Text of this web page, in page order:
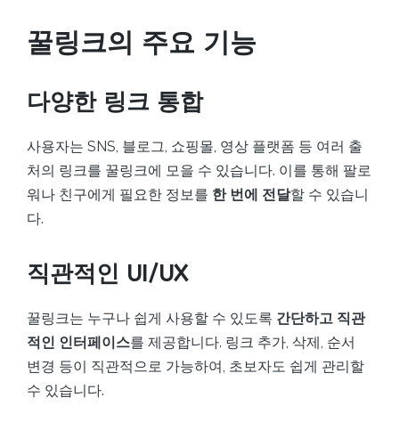
꿀링크의 주요 기능
다양한 링크 통합
사용자는 SNS, 블로그, 쇼핑몰, 영상 플랫폼 등 여러 출
처의 링크를 꿀링크에 모을 수 있습니다. 이를 통해 팔로
워나 친구에게 필요한 정보를 한 번에 전달할 수 있습니
다.
직관적인 UI/UX
꿀링크는 누구나 쉽게 사용할 수 있도록 간단하고 직관
적인 인터페이스를 제공합니다. 링크 추가, 삭제, 순서
변경 등이 직관적으로 가능하여, 초보자도 쉽게 관리할
수 있습니다.